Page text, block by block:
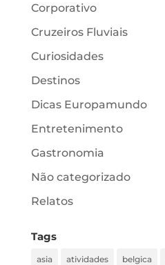
Corporativo
Cruzeiros Fluviais
Curiosidades
Destinos
Dicas Europamundo
Entretenimento
Gastronomia
Não categorizado
Relatos
Tags
asia atividades belgica